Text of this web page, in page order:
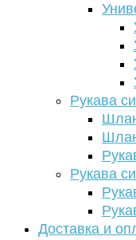
Рукава
Рукава
Доставка и